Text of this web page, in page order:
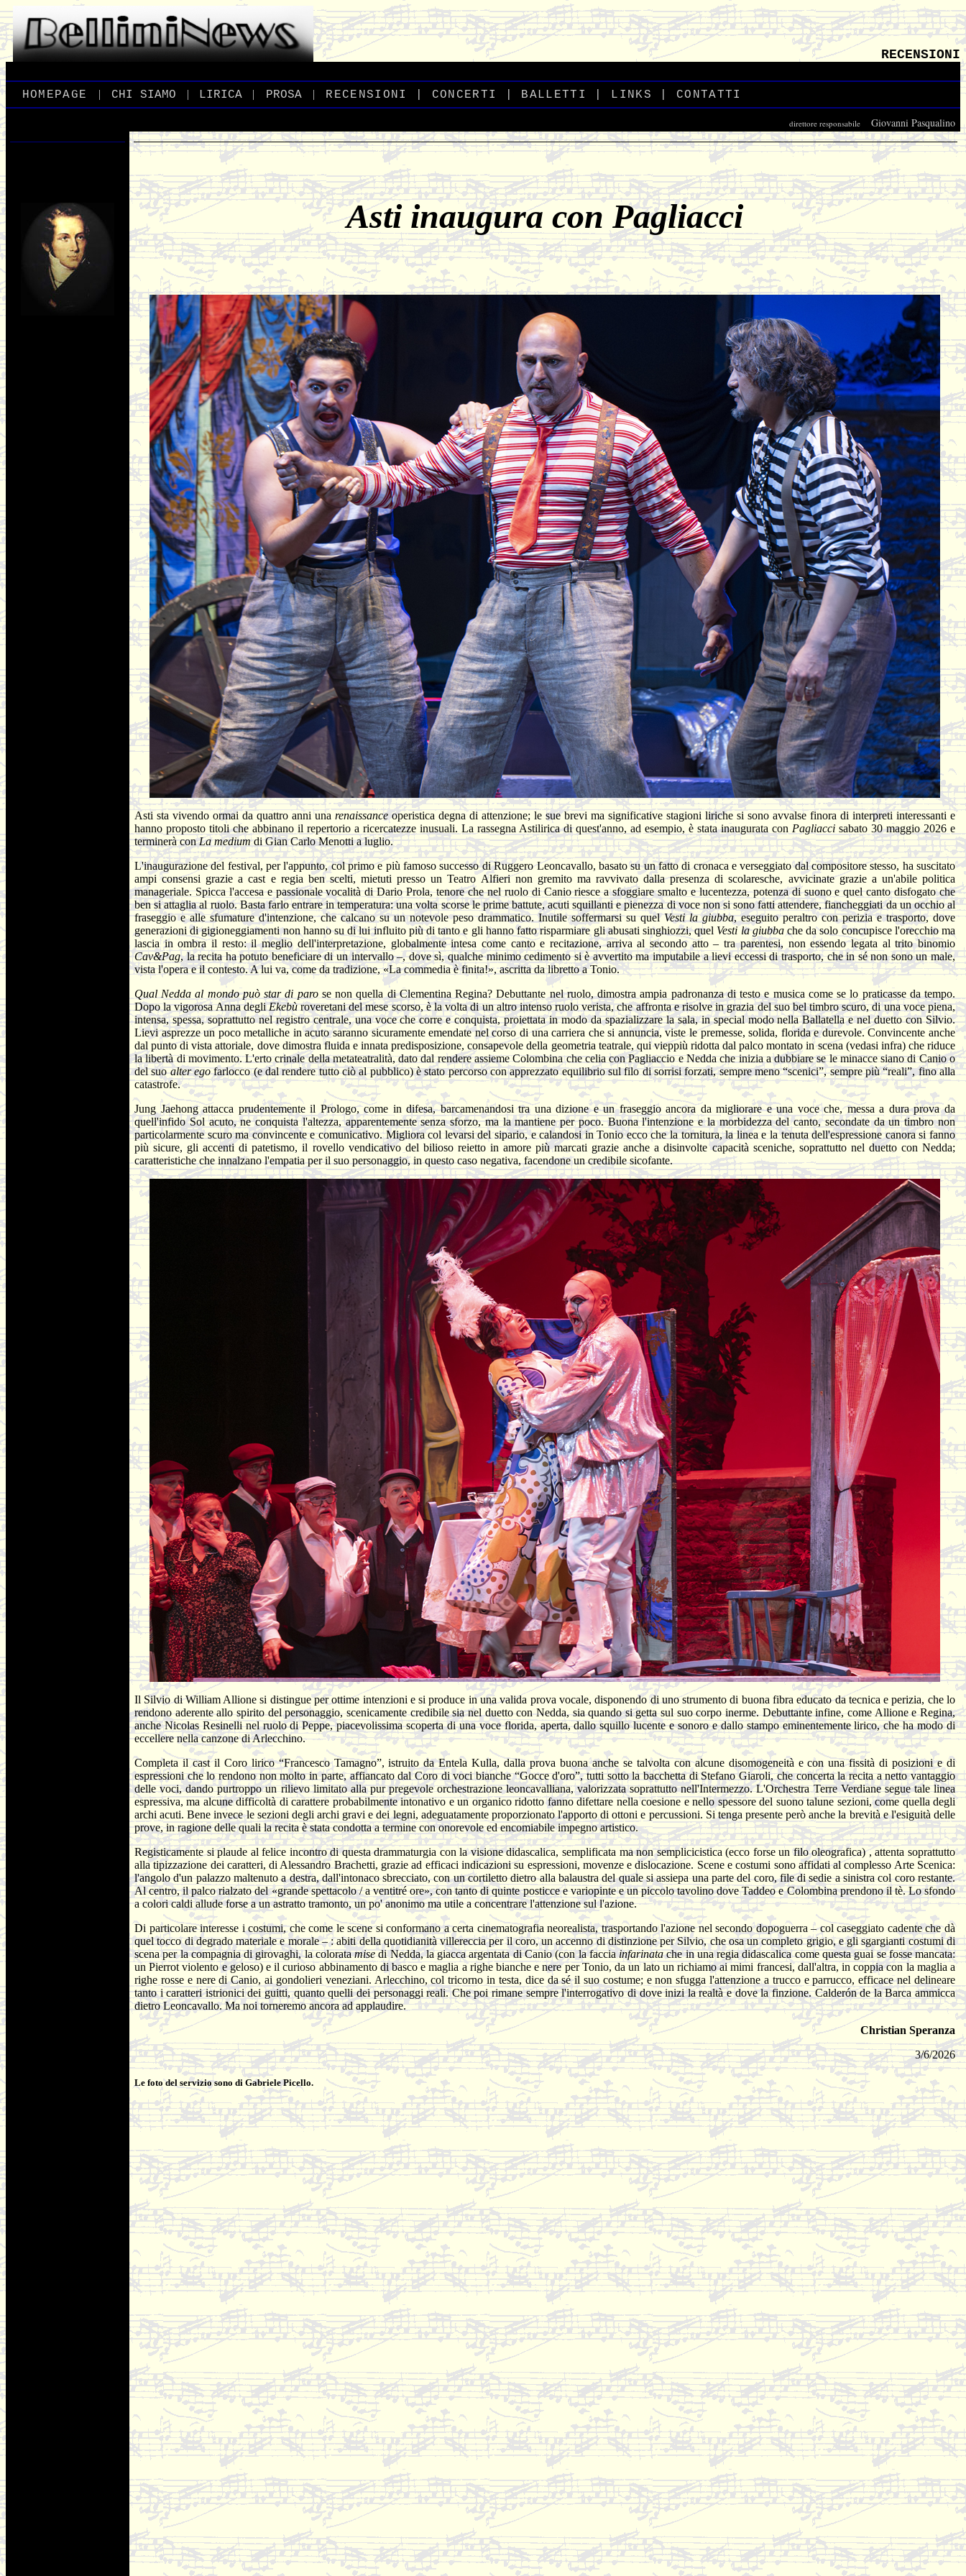
RECENSIONI
HOMEPAGE | CHI _SIAMO | LIRICA | PROSA_ | RECENSIONI CONCERTI BALLETTI LINKS CONTATTI
direttore responsabile Giovanni Pasqualino
Asti inaugura con Pagliacci
Asti sta vivendo ormai da quattro anni una renaissanceoperistica degna di attenzione; le sue brevi ma significative stagioni liriche si sono avvalse finora di interpreti interessanti e
hanno proposto titoli che abbinano il repertorio a ricercatezze inusuali. La rassegna Astilirica di quest'anno, ad esempio, è stata inaugurata con Pagliacci sabato 30 maggio 2026 e
terminerà conLa mediumdi Gian Carlo Menotti a luglio.
L'inaugurazione del festival, per l'appunto, col primo e più famoso successo di Ruggero Leoncavallo, basato su un fatto di cronaca e verseggiato dal compositore stesso, ha suscitato
ampi consensi grazie a cast e regia ben scelti, mietuti presso un Teatro Alfieri non gremito ma ravvivato dalla presenza di scolaresche, avvicinate grazie a un'abile politica
manageriale. Spicca l'accesa e passionale vocalità di Dario Prola, tenore che nel ruolo di Canio riesce a sfoggiare smalto e lucentezza, potenza di suono e quel canto disfogato che
ben si attaglia al ruolo. Basta farlo entrare in temperatura: una volta scorse le prime battute, acuti squillanti e pienezza di voce non si sono fatti attendere, fiancheggiati da un occhio al
fraseggio e alle sfumature d'intenzione, che calcano su un notevole peso drammatico. Inutile soffermarsi su quelVesti la giubba, eseguito peraltro con perizia e trasporto, dove
generazioni di gigioneggiamenti non hanno su di lui influito più di tanto e gli hanno fatto risparmiare gli abusati singhiozzi, quel Vesti la giubbache da solo concupisce l'orecchio ma
lascia in ombra il resto: il meglio dell'interpretazione, globalmente intesa come canto e recitazione, arriva al secondo atto – tra parentesi, non essendo legata al trito binomio
Cav&Pag, la recita ha potuto beneficiare di un intervallo –, dove sì, qualche minimo cedimento si è avvertito ma imputabile a lievi eccessi di trasporto, che in sé non sono un male,
vista l'opera e il contesto. A lui va, come da tradizione, «La commedia è finita!», ascritta da libretto a Tonio.
Qual Nedda al mondo può star di paro se non quella di Clementina Regina? Debuttante nel ruolo, dimostra ampia padronanza di testo e musica come se lo praticasse da tempo.
Dopo la vigorosa Anna degliEkebùroveretani del mese scorso, è la volta di un altro intenso ruolo verista, che affronta e risolve in grazia del suo bel timbro scuro, di una voce piena,
intensa, spessa, soprattutto nel registro centrale, una voce che corre e conquista, proiettata in modo da spazializzare la sala, in special modo nella Ballatella e nel duetto con Silvio.
Lievi asprezze un poco metalliche in acuto saranno sicuramente emendate nel corso di una carriera che si annuncia, viste le premesse, solida, florida e durevole. Convincente anche
dal punto di vista attoriale, dove dimostra fluida e innata predisposizione, consapevole della geometria teatrale, qui vieppiù ridotta dal palco montato in scena (vedasi infra) che riduce
la libertà di movimento. L'erto crinale della metateatralità, dato dal rendere assieme Colombina che celia con Pagliaccio e Nedda che inizia a dubbiare se le minacce siano di Canio o
del suoalter egofarlocco (e dal rendere tutto ciò al pubblico) è stato percorso con apprezzato equilibrio sul filo di sorrisi forzati, sempre meno “scenici”, sempre più “reali”, fino alla
catastrofe.
Jung Jaehong attacca prudentemente il Prologo, come in difesa, barcamenandosi tra una dizione e un fraseggio ancora da migliorare e una voce che, messa a dura prova da
quell'infido Sol acuto, ne conquista l'altezza, apparentemente senza sforzo, ma la mantiene per poco. Buona l'intenzione e la morbidezza del canto, secondate da un timbro non
particolarmente scuro ma convincente e comunicativo. Migliora col levarsi del sipario, e calandosi in Tonio ecco che la tornitura, la linea e la tenuta dell'espressione canora si fanno
più sicure, gli accenti di patetismo, il rovello vendicativo del bilioso reietto in amore più marcati grazie anche a disinvolte capacità sceniche, soprattutto nel duetto con Nedda;
caratteristiche che innalzano l'empatia per il suo personaggio, in questo caso negativa, facendone un credibile sicofante.
Il Silvio di William Allione si distingue per ottime intenzioni e si produce in una valida prova vocale, disponendo di uno strumento di buona fibra educato da tecnica e perizia, che lo
rendono aderente allo spirito del personaggio, scenicamente credibile sia nel duetto con Nedda, sia quando si getta sul suo corpo inerme. Debuttante infine, come Allione e Regina,
anche Nicolas Resinelli nel ruolo di Peppe, piacevolissima scoperta di una voce florida, aperta, dallo squillo lucente e sonoro e dallo stampo eminentemente lirico, che ha modo di
eccellere nella canzone di Arlecchino.
Completa il cast il Coro lirico “Francesco Tamagno”, istruito da Entela Kulla, dalla prova buona anche se talvolta con alcune disomogeneità e con una fissità di posizioni e di
espressioni che lo rendono non molto in parte, affiancato dal Coro di voci bianche “Gocce d'oro”, tutti sotto la bacchetta di Stefano Giaroli, che concerta la recita a netto vantaggio
delle voci, dando purtroppo un rilievo limitato alla pur pregevole orchestrazione leoncavalliana, valorizzata soprattutto nell'Intermezzo. L'Orchestra Terre Verdiane segue tale linea
espressiva, ma alcune difficoltà di carattere probabilmente intonativo e un organico ridotto fanno difettare nella coesione e nello spessore del suono talune sezioni, come quella degli
archi acuti. Bene invece le sezioni degli archi gravi e dei legni, adeguatamente proporzionato l'apporto di ottoni e percussioni. Si tenga presente però anche la brevità e l'esiguità delle
prove, in ragione delle quali la recita è stata condotta a termine con onorevole ed encomiabile impegno artistico.
Registicamente si plaude al felice incontro di questa drammaturgia con la visione didascalica, semplificata ma non semplicicistica (ecco forse un filo oleografica) , attenta soprattutto
alla tipizzazione dei caratteri, di Alessandro Brachetti, grazie ad efficaci indicazioni su espressioni, movenze e dislocazione. Scene e costumi sono affidati al complesso Arte Scenica:
l'angolo d'un palazzo maltenuto a destra, dall'intonaco sbrecciato, con un cortiletto dietro alla balaustra del quale si assiepa una parte del coro, file di sedie a sinistra col coro restante.
Al centro, il palco rialzato del «grande spettacolo / a ventitré ore», con tanto di quinte posticce e variopinte e un piccolo tavolino dove Taddeo e Colombina prendono il tè. Lo sfondo
a colori caldi allude forse a un astratto tramonto, un po' anonimo ma utile a concentrare l'attenzione sul l'azione.
Di particolare interesse i costumi, che come le scene si conformano a certa cinematografia neorealista, trasportando l'azione nel secondo dopoguerra – col caseggiato cadente che dà
quel tocco di degrado materiale e morale – : abiti della quotidianità villereccia per il coro, un accenno di distinzione per Silvio, che osa un completo grigio, e gli sgargianti costumi di
scena per la compagnia di girovaghi, la coloratamisedi Nedda, la giacca argentata di Canio (con la facciainfarinatache in una regia didascalica come questa guai se fosse mancata:
un Pierrot violento e geloso) e il curioso abbinamento di basco e maglia a righe bianche e nere per Tonio, da un lato un richiamo ai mimi francesi, dall'altra, in coppia con la maglia a
righe rosse e nere di Canio, ai gondolieri veneziani. Arlecchino, col tricorno in testa, dice da sé il suo costume; e non sfugga l'attenzione a trucco e parrucco, efficace nel delineare
tanto i caratteri istrionici dei guitti, quanto quelli dei personaggi reali. Che poi rimane sempre l'interrogativo di dove inizi la realtà e dove la finzione. Calderón de la Barca ammicca
dietro Leoncavallo. Ma noi torneremo ancora ad applaudire.
Christian Speranza
3/6/2026
Le foto del servizio sono di Gabriele Picello.